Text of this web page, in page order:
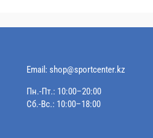
Email: shop@sportcenter.kz
Пн.-Пт.: 10:00–20:00
Сб.-Вс.: 10:00–18:00